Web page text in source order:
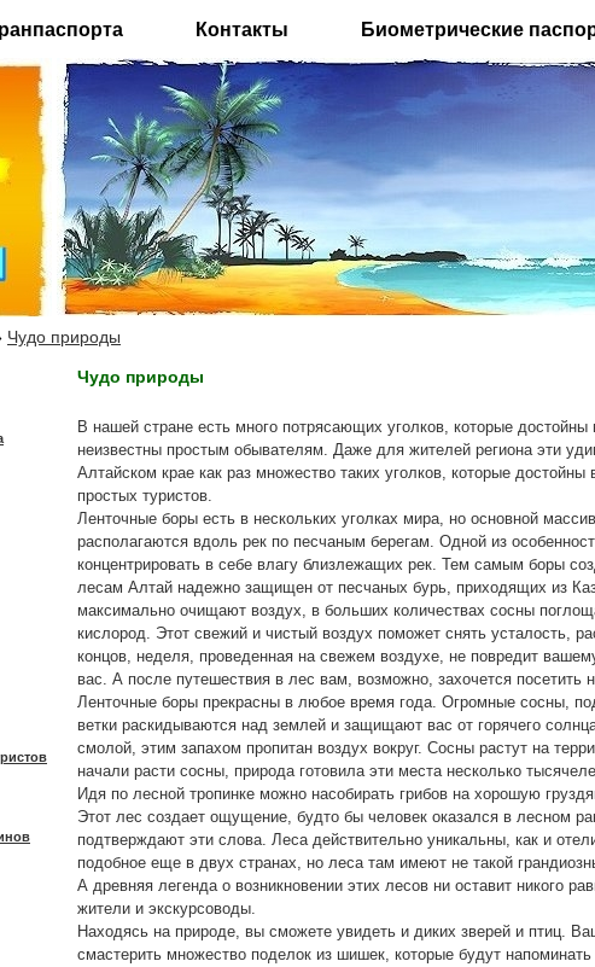
Контакты Биометрические
Чудо природы
Чудо природы
В нашей стране есть много потрясающих уголков, которые
неизвестны простым обывателям. Даже для жителей региона эти
Алтайском крае как раз множество таких уголков, которые
простых туристов.
Ленточные боры есть в нескольких уголках мира, но основной
располагаются вдоль рек по песчаным берегам. Одной из
концентрировать в себе влагу близлежащих рек. Тем самым боры
лесам Алтай надежно защищен от песчаных бурь, приходящих из
максимально очищают воздух, в больших количествах сосны
кислород. Этот свежий и чистый воздух поможет снять усталость,
концов, неделя, проведенная на свежем воздухе, не повредит
вас. А после путешествия в лес вам, возможно, захочется посетить
Ленточные боры прекрасны в любое время года. Огромные сосны,
ветки раскидываются над землей и защищают вас от горячего
смолой, этим запахом пропитан воздух вокруг. Сосны растут на
начали расти сосны, природа готовила эти места несколько
Идя по лесной тропинке можно насобирать грибов на хорошую
Этот лес создает ощущение, будто бы человек оказался в лесном
подтверждают эти слова. Леса действительно уникальны, как и
подобное еще в двух странах, но леса там имеют не такой
А древняя легенда о возникновении этих лесов ни оставит никого
жители и экскурсоводы.
Находясь на природе, вы сможете увидеть и диких зверей и птиц.
смастерить множество поделок из шишек, которые будут